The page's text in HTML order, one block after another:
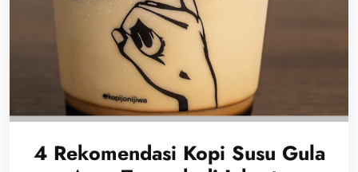
4 Rekomendasi Kopi Susu Gula